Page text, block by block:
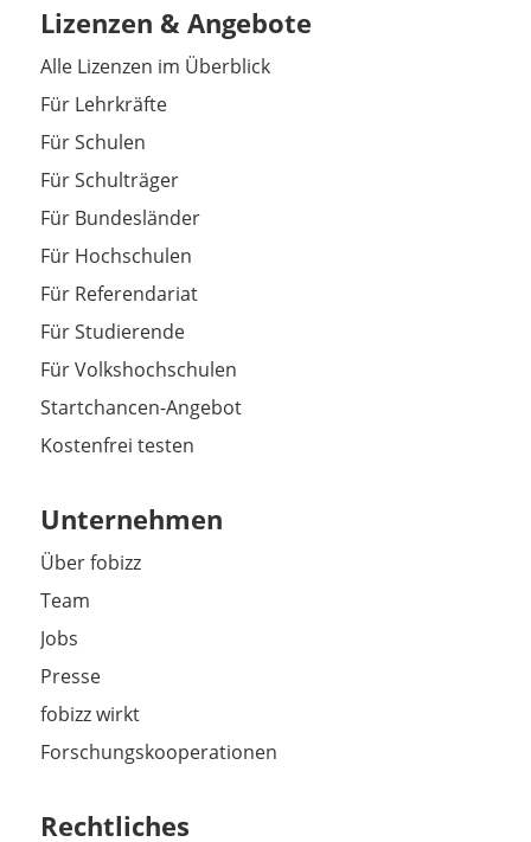
Lizenzen & Angebote
Alle Lizenzen im Überblick
Für Lehrkräfte
Für Schulen
Für Schulträger
Für Bundesländer
Für Hochschulen
Für Referendariat
Für Studierende
Für Volkshochschulen
Startchancen-Angebot
Kostenfrei testen
Unternehmen
Über fobizz
Team
Jobs
Presse
fobizz wirkt
Forschungskooperationen
Rechtliches